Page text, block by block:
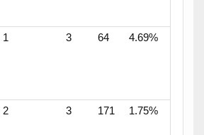
1 3 64 4.69%
2 3 171 1.75%